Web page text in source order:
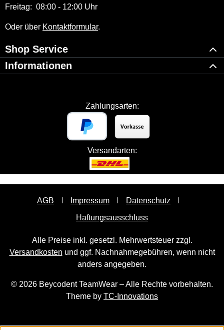
Freitag: 08:00 - 12:00 Uhr
Oder über Kontaktformular.
Shop Service
Informationen
Zahlungsarten:
Versandarten:
AGB Impressum
Datenschutz
Haftungsausschluss
Alle Preise inkl. gesetzl. Mehrwertsteuer zzgl.
Versandkosten und ggf. Nachnahmegebühren, wenn nicht
anders angegeben.
© 2026 Beycodent TeamWear – Alle Rechte vorbehalten.
Theme by TC-Innovations